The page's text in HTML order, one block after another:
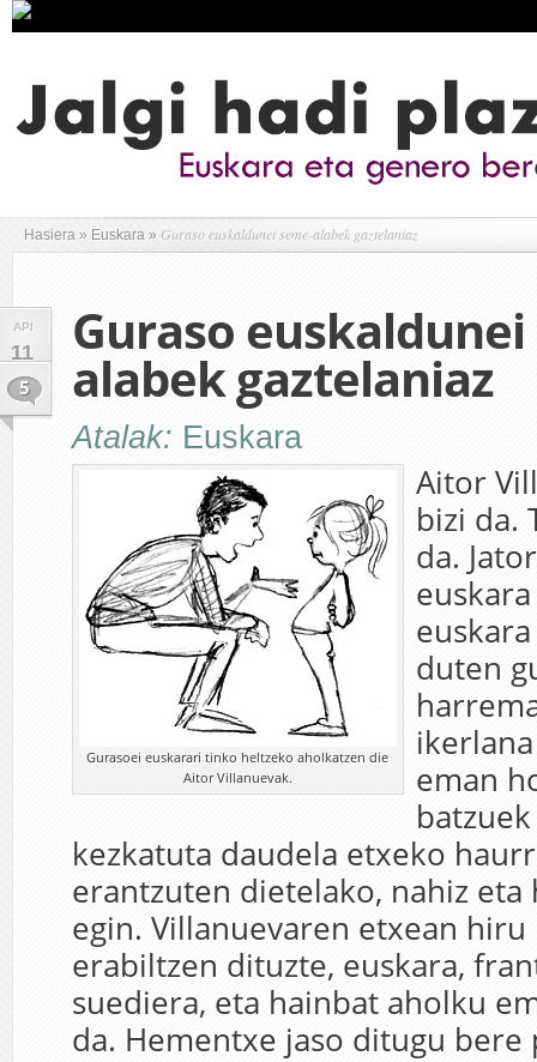
Hasiera » Euskara » Guraso euskaldunei seme-alabek gaztelaniaz
API
11
5
Guraso euskaldunei
alabek gaztelaniaz
Atalak: Euskara
Gurasoei euskarari tinko heltzeko aholkatzen die
Aitor Villanuevak.
Aitor
bizi da.
da.
duten
eman
kezkatuta daudela etxeko
erantzuten dietelako, nahiz eta
egin. Villanuevaren etxean hiru
erabiltzen dituzte, euskara,
suediera, eta hainbat aholku
da. Hementxe jaso ditugu bere